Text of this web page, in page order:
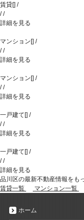
賃貸[] /
//
詳細を見る
マンション[] /
//
詳細を見る
マンション[] /
//
詳細を見る
一戸建て[] /
//
詳細を見る
一戸建て[] /
//
詳細を見る
品川区の最新不動産情報をも
賃貸一覧
マンション一覧
ホーム